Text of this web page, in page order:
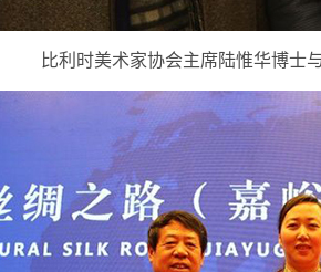
比利时美术家协会主席陆惟华博士